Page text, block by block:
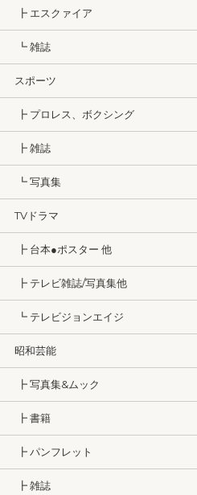
┣ エスクァイア
┗ 雑誌
スポーツ
┣ プロレス、ボクシング
┣ 雑誌
┗ 写真集
TVドラマ
┣ 台本●ポスター 他
┣ テレビ雑誌/写真集他
┗ テレビジョンエイジ
昭和芸能
┣ 写真集&ムック
┣ 書籍
┣ パンフレット
┣ 雑誌